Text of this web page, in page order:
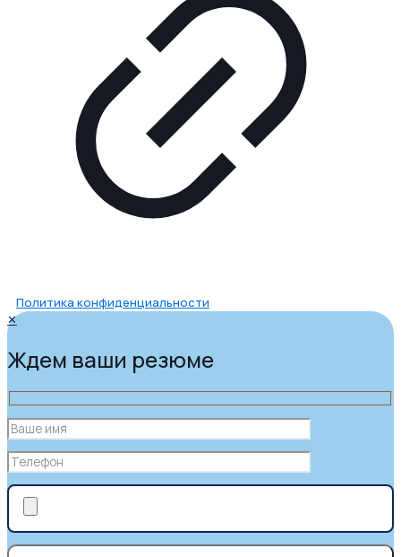
Политика конфиденциальности
✕
Ждем ваши резюме